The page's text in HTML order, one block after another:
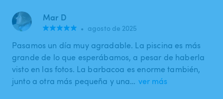
Mar D
• agosto de 2025
Pasamos un día muy agradable. La piscina es más
grande de lo que esperábamos, a pesar de haberla
visto en las fotos. La barbacoa es enorme también,
junto a otra más pequeña y una… ver más